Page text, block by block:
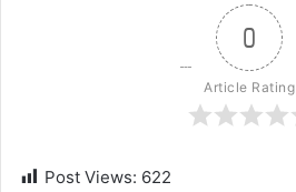
0
Article Rating
Post Views: 622